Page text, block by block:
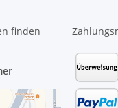
finden